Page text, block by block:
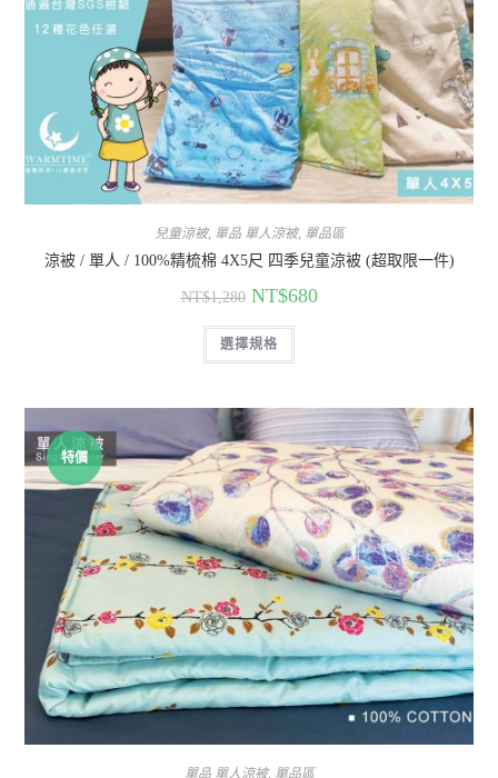
兒童涼被, 單品 單人涼被, 單品區
涼被 / 單人 / 100%精梳棉 4X5尺 四季兒童涼被 (超取限一件)
NT$1,280 NT$680
選擇規格
特價
單品 單人涼被, 單品區